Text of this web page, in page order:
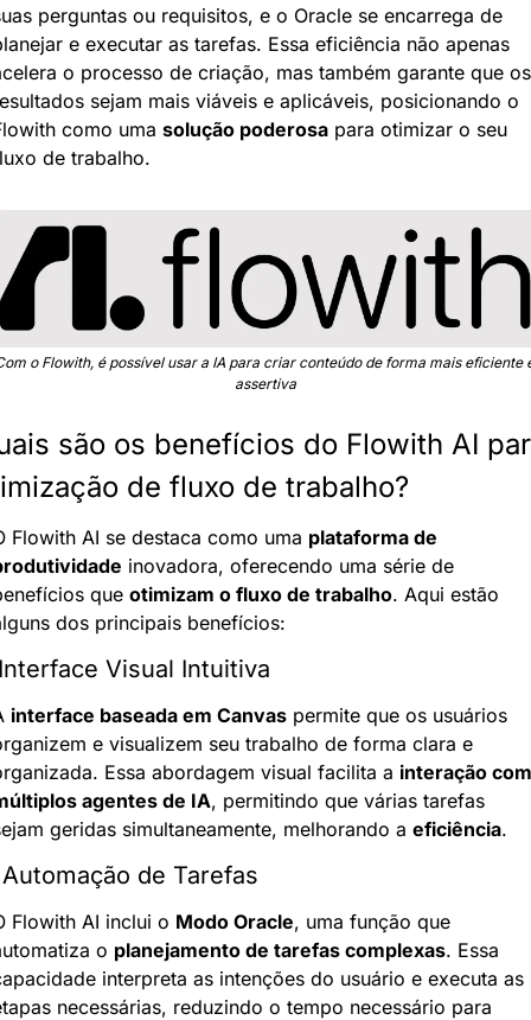
perguntas ou requisitos, e o Oracle se encarrega de
e executar as tarefas. Essa eficiência não apenas
o processo de criação, mas também garante que os
sejam mais viáveis e aplicáveis, posicionando o
como uma solução poderosa para otimizar o seu
de trabalho.
o Flowith, é possível usar a IA para criar conteúdo de forma mais eficiente
assertiva
são os benefícios do Flowith AI
de fluxo de trabalho?
Flowith AI se destaca como uma plataforma de
inovadora, oferecendo uma série de
que otimizam o fluxo de trabalho. Aqui estão
dos principais benefícios:
Visual Intuitiva
interface baseada em Canvas permite que os usuários
e visualizem seu trabalho de forma clara e
Essa abordagem visual facilita a interação com
agentes de IA, permitindo que várias tarefas
geridas simultaneamente, melhorando a eficiência.
de Tarefas
Flowith AI inclui o Modo Oracle, uma função que
o planejamento de tarefas complexas. Essa
interpreta as intenções do usuário e executa as
necessárias, reduzindo o tempo necessário para